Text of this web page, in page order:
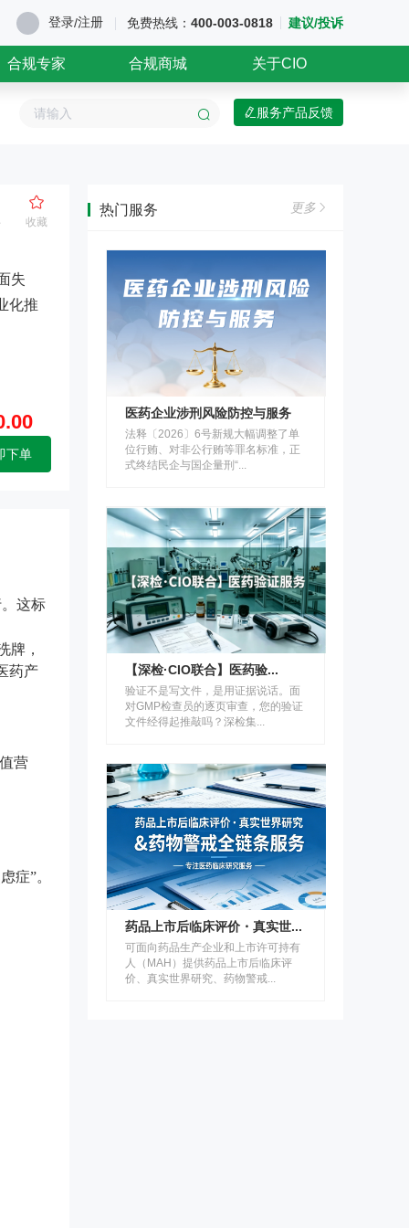
登录/注册 免费热线： 400-003-0818 建议/投诉
合规专家 合规商城 关于CIO
服务产品反馈
收藏
失
化推
下单
这标
牌，
药产
营
症”。
热门服务 更多
医药企业涉刑风险防控与服务
法释〔2026〕6号新规大幅调整了单
位行贿、对非公行贿等罪名标准，正
式终结民企与国企量刑“...
【深检·CIO联合】医药验...
验证不是写文件，是用证据说话。面
对GMP检查员的逐页审查，您的验证
文件经得起推敲吗？深检集...
药品上市后临床评价・真实世...
可面向药品生产企业和上市许可持有
人（MAH）提供药品上市后临床评
价、真实世界研究、药物警戒...